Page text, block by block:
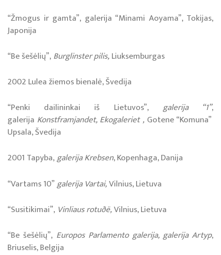
“Žmogus ir gamta”, galerija “Minami Aoyama”, Tokijas,
Japonija
“Be šešėlių”, Burglinster pilis,Liuksemburgas
2002 Lulea žiemos bienalė, Švedija
“Penki dailininkai iš Lietuvos”, galerija “1”,
galerija Konstframjandet, Ekogaleriet ,Gotene “Komuna”
Upsala, Švedija
2001 Tapyba,galerija Krebsen, Kopenhaga, Danija
“Vartams 10”galerija Vartai,Vilnius, Lietuva
“Susitikimai”, Vinliaus rotuðë,Vilnius, Lietuva
“Be šešėlių”, Europos Parlamento galerija, galerija Artyp,
Briuselis, Belgija